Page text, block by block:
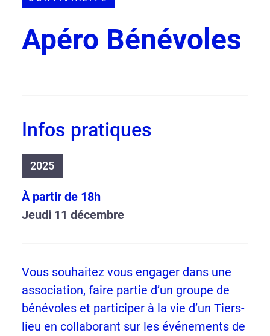
Apéro Bénévoles
Vous souhaitez vous engager dans une
association, faire partie d’un groupe de
bénévoles et participer à la vie d’un Tiers-
lieu en collaborant sur les événements de
Infos pratiques
2025
À partir de 18h
Jeudi 11 décembre